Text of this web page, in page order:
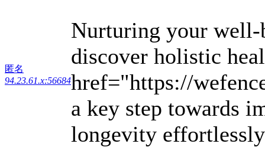
匿名
94.23.61.x:56684
Nurturing your well-
discover holistic
href="https://
a key step towards
longevity